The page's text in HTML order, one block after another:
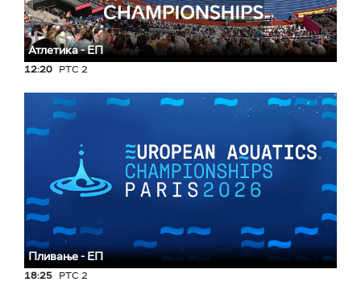
Атлетика - ЕП
12:20 РТС 2
Пливање - ЕП
18:25 РТС 2